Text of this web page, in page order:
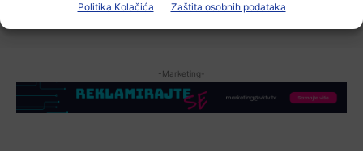
Politika Kolačića Zaštita osobnih podataka
-Marketing-